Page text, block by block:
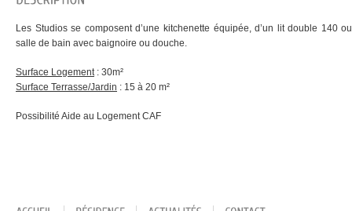
Les Studios se composent d’une kitchenette équipée, d’un lit double 140
salle de bain avec baignoire ou douche.
Surface Logement: 30m²
Surface Terrasse/Jardin : 15 à 20 m²
Possibilité Aide au Logement CAF